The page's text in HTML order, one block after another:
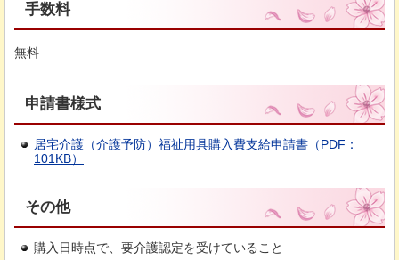
手数料
無料
申請書様式
居宅介護（介護予防）福祉用具購入費支給申請書（PDF：
101KB）
その他
購入日時点で、要介護認定を受けていること